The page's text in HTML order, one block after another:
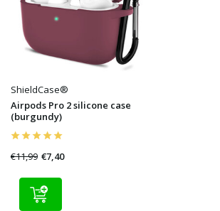
ShieldCase®
Airpods Pro 2 silicone case
(burgundy)
€11,99 €7,40